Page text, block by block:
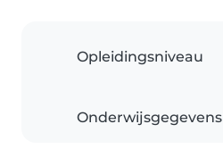
Opleidingsniveau
Onderwijsgegevens